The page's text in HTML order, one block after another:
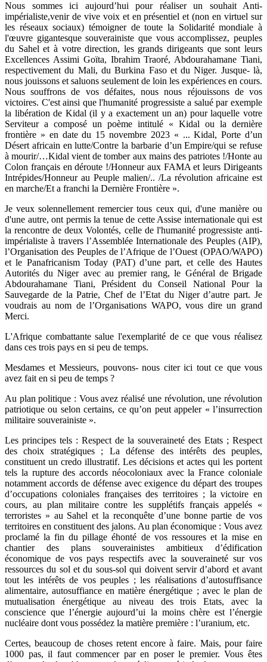
Nous sommes ici aujourd’hui pour réaliser un souhait Anti-
impérialiste,venir de vive voix et en présentiel et (non en virtuel sur
les réseaux sociaux) témoigner de toute la Solidarité mondiale à
l'œuvre gigantesque souverainiste que vous accomplissez, peuples
du Sahel et à votre direction, les grands dirigeants que sont leurs
Excellences Assimi Goïta, Ibrahim Traoré, Abdourahamane Tiani,
respectivement du Mali, du Burkina Faso et du Niger. Jusque- là,
nous jouissons et saluons seulement de loin les expériences en cours.
Nous souffrons de vos défaites, nous nous réjouissons de vos
victoires. C'est ainsi que l'humanité progressiste a salué par exemple
la libération de Kidal (il y a exactement un an) pour laquelle votre
Serviteur a composé un poème intitulé « Kidal ou la dernière
frontière » en date du 15 novembre 2023 « ... Kidal, Porte d’un
Désert africain en lutte/Contre la barbarie d’un Empire/qui se refuse
à mourir/…Kidal vient de tomber aux mains des patriotes !/Honte au
Colon français en déroute !/Honneur aux FAMA et leurs Dirigeants
Intrépides/Honneur au Peuple malien/.. /La révolution africaine est
en marche/Et a franchi la Dernière Frontière ».
Je veux solennellement remercier tous ceux qui, d'une manière ou
d'une autre, ont permis la tenue de cette Assise internationale qui est
la rencontre de deux Volontés, celle de l'humanité progressiste anti-
impérialiste à travers l’Assemblée Internationale des Peuples (AIP),
l’Organisation des Peuples de l’Afrique de l’Ouest (OPAO/WAPO)
et le Panafricanism Today (PAT) d’une part, et celle des Hautes
Autorités du Niger avec au premier rang, le Général de Brigade
Abdourahamane Tiani, Président du Conseil National Pour la
Sauvegarde de la Patrie, Chef de l’Etat du Niger d’autre part. Je
voudrais au nom de l’Organisations WAPO, vous dire un grand
Merci.
L'Afrique combattante salue l'exemplarité de ce que vous réalisez
dans ces trois pays en si peu de temps.
Mesdames et Messieurs, pouvons- nous citer ici tout ce que vous
avez fait en si peu de temps ?
Au plan politique : Vous avez réalisé une révolution, une révolution
patriotique ou selon certains, ce qu’on peut appeler « l’insurrection
militaire souverainiste ».
Les principes tels : Respect de la souveraineté des Etats ; Respect
des choix stratégiques ; La défense des intérêts des peuples,
constituent un credo illustratif. Les décisions et actes qui les portent
tels la rupture des accords néocoloniaux avec la France coloniale
notamment accords de défense avec exigence du départ des troupes
d’occupations coloniales françaises des territoires ; la victoire en
cours, au plan militaire contre les supplétifs français appelés «
terroristes » au Sahel et la reconquête d’une bonne partie de vos
territoires en constituent des jalons. Au plan économique : Vous avez
proclamé la fin du pillage éhonté de vos ressoures et la mise en
chantier des plans souverainistes ambitieux d’édification
économique de vos pays respectifs avec la souveraineté sur vos
ressources du sol et du sous-sol qui doivent servir d’abord et avant
tout les intérêts de vos peuples ; les réalisations d’autosuffisance
alimentaire, autosuffiance en matière énergétique ; avec le plan de
mutualisation énergétique au niveau des trois Etats, avec la
conscience que l’énergie aujourd’ui la moins chère est l’énergie
nucléaire dont vous possédez la matière première : l’uranium, etc.
Certes, beaucoup de choses retent encore à faire. Mais, pour faire
1000 pas, il faut commencer par en poser le premier. Vous êtes